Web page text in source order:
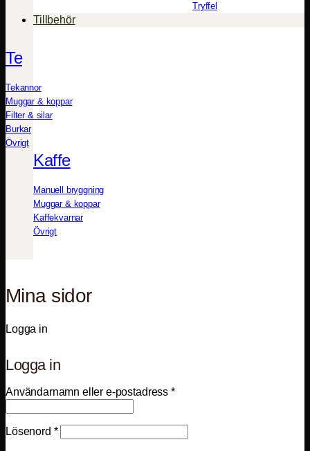
Tryffel
Tillbehör
Te
Tekannor
Muggar & koppar
Filter & silar
Burkar
Övrigt
Kaffe
Manuell bryggning
Muggar & koppar
Kaffekvarnar
Övrigt
Mina sidor
Logga in
Logga in
Användarnamn eller e-postadress *Obligatoriskt
Lösenord *Obligatoriskt